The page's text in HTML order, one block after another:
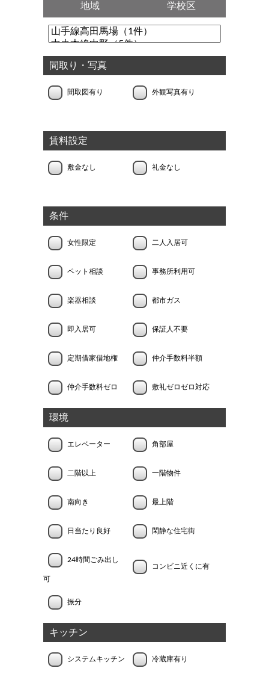
地域 学校区
間取り・写真
間取図有り 外観写真有り
賃料設定
敷金なし 礼金なし
条件
女性限定 二人入居可
ペット相談 事務所利用可
楽器相談 都市ガス
即入居可 保証人不要
定期借家借地権 仲介手数料半額
仲介手数料ゼロ 敷礼ゼロゼロ対応
環境
エレベーター 角部屋
二階以上 一階物件
南向き 最上階
日当たり良好 閑静な住宅街
24時間ごみ出し
可
コンビニ近くに有
振分
キッチン
システムキッチン 冷蔵庫有り